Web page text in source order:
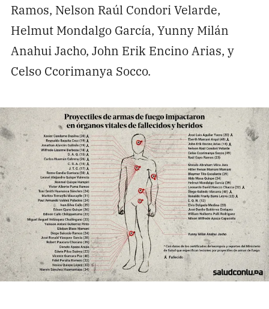
Ramos, Nelson Raúl Condori Velarde,
Helmut Mondalgo García, Yunny Milán
Anahui Jacho, John Erik Encino Arias, y
Celso Ccorimanya Socco.